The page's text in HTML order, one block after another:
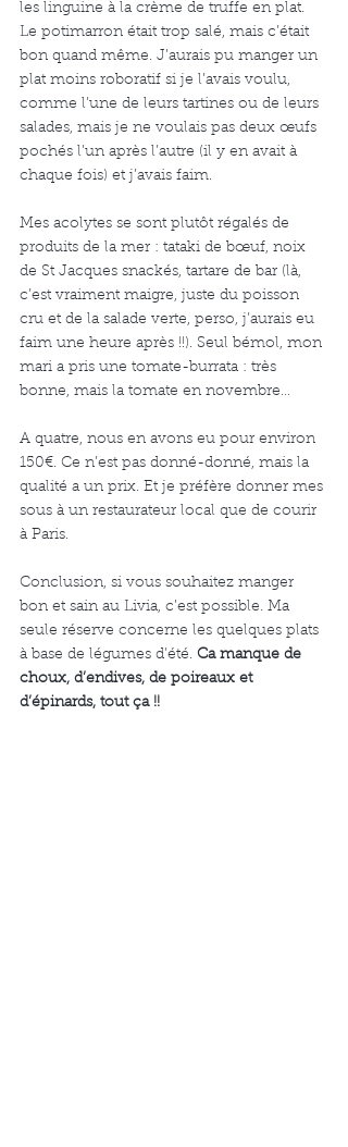
les linguine à la crème de truffe en plat.
Le potimarron était trop salé, mais c’était
bon quand même. J’aurais pu manger un
plat moins roboratif si je l’avais voulu,
comme l’une de leurs tartines ou de leurs
salades, mais je ne voulais pas deux œufs
pochés l’un après l’autre (il y en avait à
chaque fois) et j’avais faim.
Mes acolytes se sont plutôt régalés de
produits de la mer : tataki de bœuf, noix
de St Jacques snackés, tartare de bar (là,
c’est vraiment maigre, juste du poisson
cru et de la salade verte, perso, j’aurais eu
faim une heure après !!). Seul bémol, mon
mari a pris une tomate-burrata : très
bonne, mais la tomate en novembre…
A quatre, nous en avons eu pour environ
150€. Ce n’est pas donné-donné, mais la
qualité a un prix. Et je préfère donner mes
sous à un restaurateur local que de courir
à Paris.
Conclusion, si vous souhaitez manger
bon et sain au Livia, c’est possible. Ma
seule réserve concerne les quelques plats
à base de légumes d’été. Ca manque de
choux, d’endives, de poireaux et
d’épinards, tout ça !!